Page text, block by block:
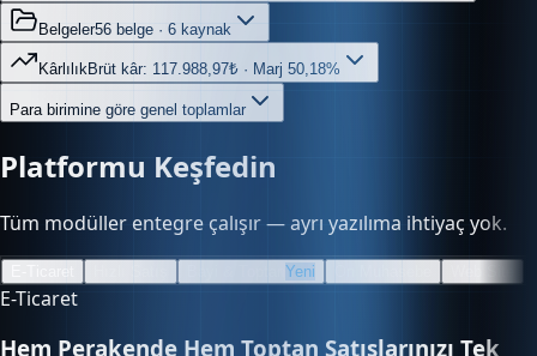
KârlılıkBrüt kâr: 117.988,97₺ · Marj 50,18%
Para birimine göre genel toplamlar
Platformu Keşfedin
Tüm modüller entegre çalışır — ayrı yazılıma ihtiyaç yok.
E-Ticaret Hızlı Satış Bayi & Toptan Yeni Ön Muhasebe Web Site
E-Ticaret
Hem Perakende Hem Toptan Satışlarınızı Tek
Yerden Yönetin